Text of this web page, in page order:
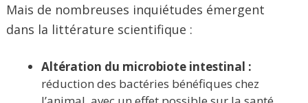
Mais de nombreuses inquiétudes émergent
dans la littérature scientifique :
Altération du microbiote intestinal :
réduction des bactéries bénéfiques chez